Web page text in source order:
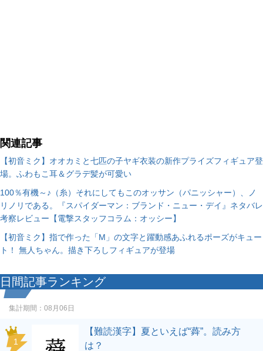
関連記事
【初音ミク】オオカミと七匹の子ヤギ衣装の新作プライズフィギュア登
場。ふわもこ耳＆グラデ髪が可愛い
100％有機～♪（糸）それにしてもこのオッサン（パニッシャー）、ノ
リノリである。『スパイダーマン：ブランド・ニュー・デイ』ネタバレ
考察レビュー【電撃スタッフコラム：オッシー】
【初音ミク】指で作った「M」の文字と躍動感あふれるポーズがキュー
ト！ 無人ちゃん。描き下ろしフィギュアが登場
日間記事ランキング
集計期間： 08月06日
1
【難読漢字】夏といえば“蕣”。読み方
は？